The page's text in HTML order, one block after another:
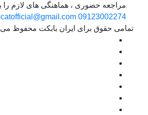
مراجعه حضوری ، هماهنگی های لازم را به
09123002274
حقوق برای ایران بابکت محفوظ می باشد